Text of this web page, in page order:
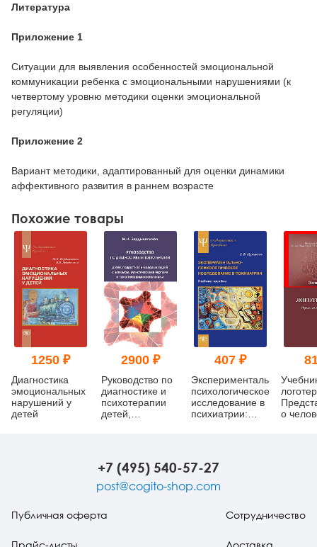
Литература
Приложение 1
Ситуации для выявления особенностей эмоциональной
коммуникации ребенка с эмоциональными нарушениями (к
четвертому уровню методики оценки эмоциональной
регуляции)
Приложение 2
Вариант методики, адаптированный для оценки динамики
аффективного развития в раннем возрасте
Похожие товары
1250 ₽
Диагностика
эмоциональных
нарушений у
детей
2900 ₽
Руководство по
диагностике и
психотерапии
детей,
чертами и
психотическими
состояниями
407 ₽
Экспериментально-
психологическое
исследование в
психиатрии:
о
+7 (495) 540-57-27
post@cogito-shop.com
Публичная оферта Сотрудничество